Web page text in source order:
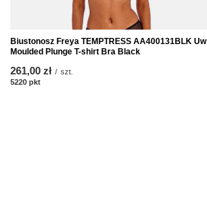
Biustonosz Freya TEMPTRESS AA400131BLK Uw
Moulded Plunge T-shirt Bra Black
261,00 zł / szt.
5220 pkt